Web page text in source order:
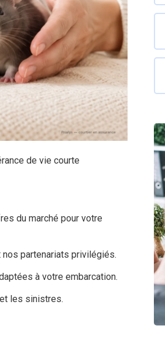
de vie courte
du marché pour votre
partenariats privilégiés.
à votre embarcation.
les sinistres.